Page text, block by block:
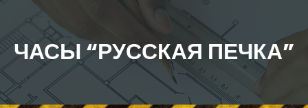
ЧАСЫ “РУССКАЯ ПЕЧКА”